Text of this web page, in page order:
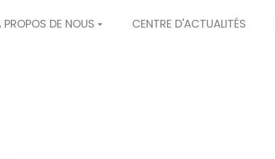
PROPOS DE NOUS CENTRE D'ACTUALITÉS